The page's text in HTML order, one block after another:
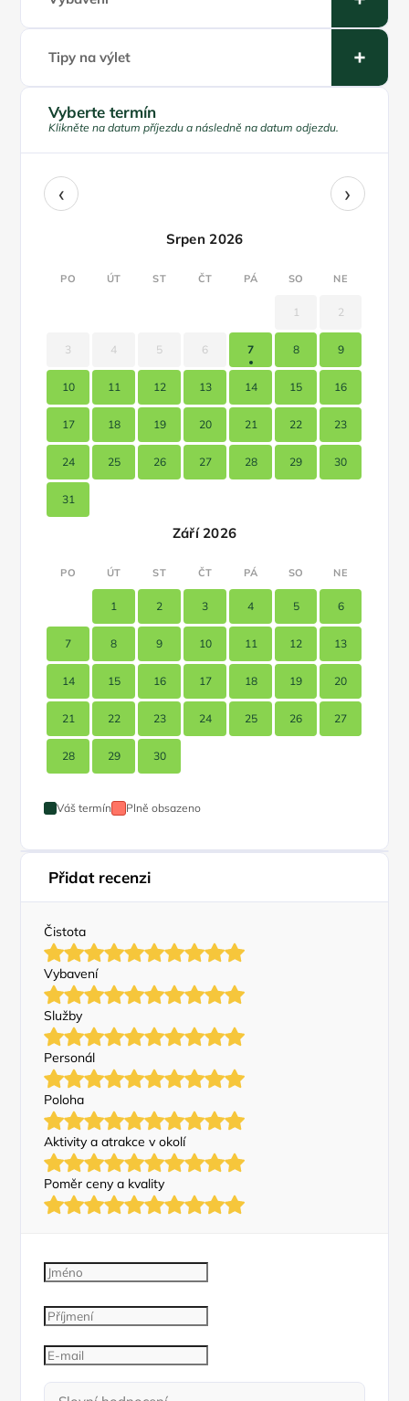
Tipy na výlet
Vyberte termín
Klikněte na datum příjezdu a následně na datum odjezdu.
‹ ›
Srpen 2026
PO ÚT ST ČT PÁ SO NE
1 2
3 4 5 6 7 8 9
10 11 12 13 14 15 16
17 18 19 20 21 22 23
24 25 26 27 28 29 30
31
Září 2026
PO ÚT ST ČT PÁ SO NE
1 2 3 4 5 6
7 8 9 10 11 12 13
14 15 16 17 18 19 20
21 22 23 24 25 26 27
28 29 30
Váš termín Plně obsazeno
Přidat recenzi
Čistota
Vybavení
Služby
Personál
Poloha
Aktivity a atrakce v okolí
Poměr ceny a kvality